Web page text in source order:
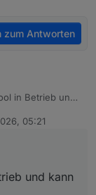
zum Antworten
in Betrieb und
05:21
und kann